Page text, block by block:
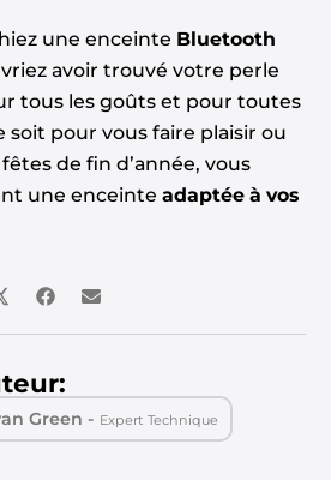
une enceinte Bluetooth
avoir trouvé votre perle
tous les goûts et pour toutes
soit pour vous faire plaisir ou
de fin d’année, vous
une enceinte adaptée à vos
Green - Expert Technique